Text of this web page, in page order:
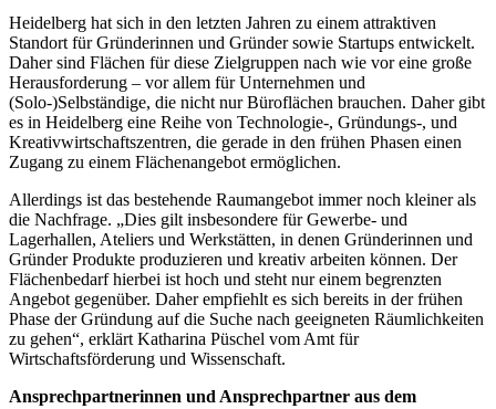
Heidelberg hat sich in den letzten Jahren zu einem attraktiven
Standort für Gründerinnen und Gründer sowie Startups entwickelt.
Daher sind Flächen für diese Zielgruppen nach wie vor eine große
Herausforderung – vor allem für Unternehmen und
(Solo-)Selbständige, die nicht nur Büroflächen brauchen. Daher gibt
es in Heidelberg eine Reihe von Technologie-, Gründungs-, und
Kreativwirtschaftszentren, die gerade in den frühen Phasen einen
Zugang zu einem Flächenangebot ermöglichen.
Allerdings ist das bestehende Raumangebot immer noch kleiner als
die Nachfrage. „Dies gilt insbesondere für Gewerbe- und
Lagerhallen, Ateliers und Werkstätten, in denen Gründerinnen und
Gründer Produkte produzieren und kreativ arbeiten können. Der
Flächenbedarf hierbei ist hoch und steht nur einem begrenzten
Angebot gegenüber. Daher empfiehlt es sich bereits in der frühen
Phase der Gründung auf die Suche nach geeigneten Räumlichkeiten
zu gehen“, erklärt Katharina Püschel vom Amt für
Wirtschaftsförderung und Wissenschaft.
Ansprechpartnerinnen und Ansprechpartner aus dem